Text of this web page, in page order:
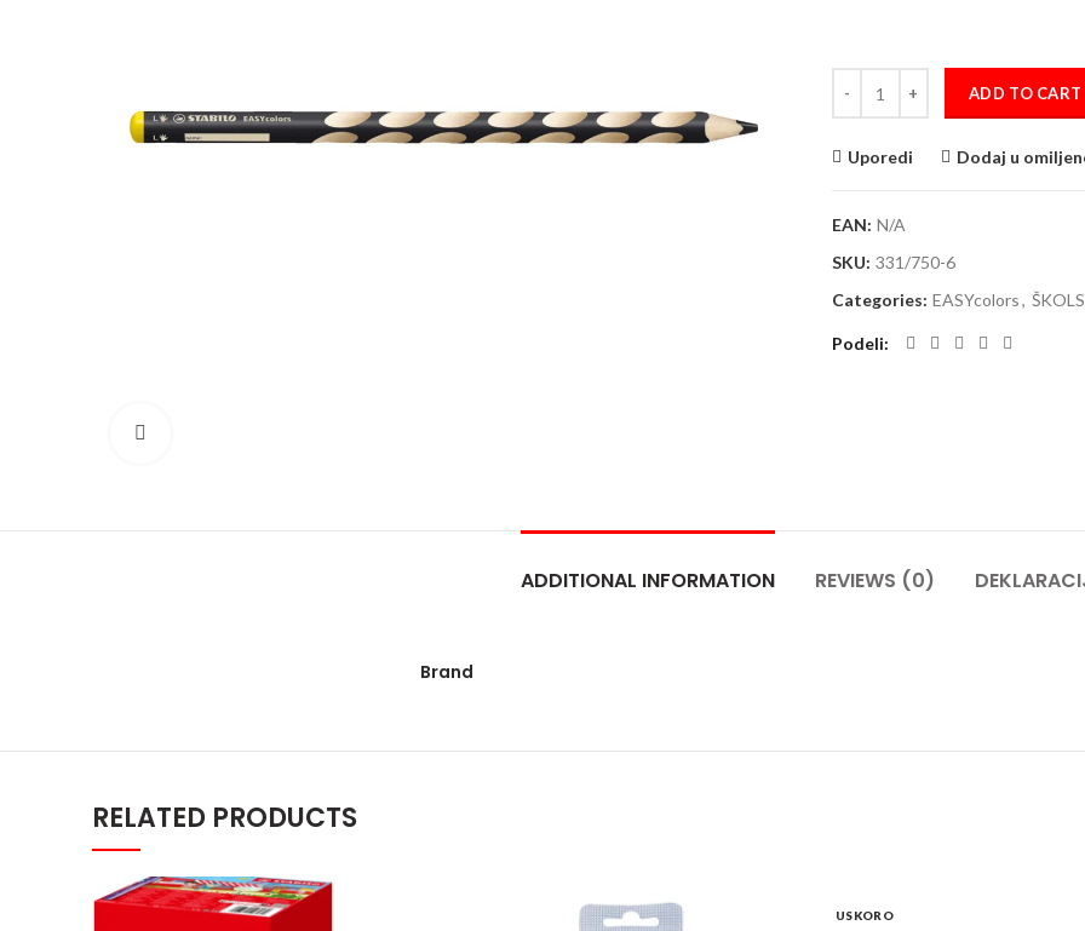
ADD TO CART
Uporedi Dodaj u
EAN: N/A
SKU: 331/750-6
Categories: EASYcolors,
Podeli
ADDITIONAL INFORMATION REVIEWS (0)
Brand
RELATED PRODUCTS
USKORO